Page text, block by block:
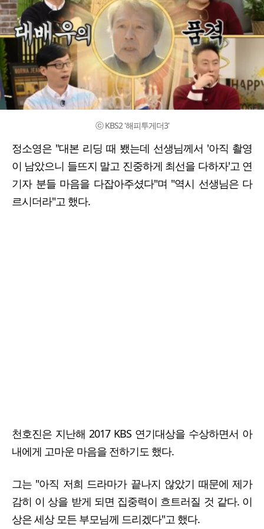
ⓒ KBS2 '해피투게더3'
정소영은 "대본 리딩 때 뵀는데 선생님께서 '아직 촬영
이 남았으니 들뜨지 말고 진중하게 최선을 다하자'고 연
기자 분들 마음을 다잡아주셨다"며 "역시 선생님은 다
르시더라"고 했다.
천호진은 지난해 2017 KBS 연기대상을 수상하면서 아
내에게 고마운 마음을 전하기도 했다.
그는 "아직 저희 드라마가 끝나지 않았기 때문에 제가
감히 이 상을 받게 되면 집중력이 흐트러질 것 같다. 이
상은 세상 모든 부모님께 드리겠다"고 했다.